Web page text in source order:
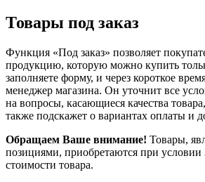
Товары под заказ
Функция «Под заказ» позволяет
продукцию, которую можно купить
заполняете форму, и через короткое
менеджер магазина. Он уточнит все
на вопросы, касающиеся качества
также подскажет о вариантах оплаты и
Обращаем Ваше внимание! Товары,
позициями, приобретаются при условии
стоимости товара.